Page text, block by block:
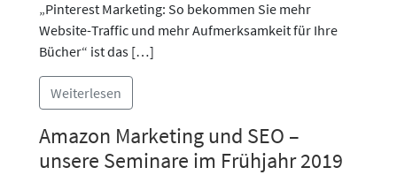
„Pinterest Marketing: So bekommen Sie mehr
Website-Traffic und mehr Aufmerksamkeit für Ihre
Bücher“ ist das […]
Weiterlesen
Amazon Marketing und SEO –
unsere Seminare im Frühjahr 2019